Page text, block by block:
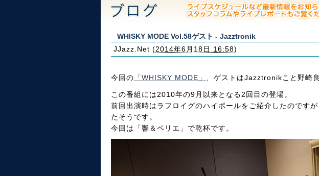
WHISKY MODE Vol.58ゲスト - Jazztronik
JJazz.Net (2014年6月18日 16:58)
今回の 「WHISKY MODE」 、ゲストはJazztronikこと野崎
この番組には2010年の9月以来となる2回目の登場。
前回出演時はラフロイグのハイボールをご紹介したのです
たそうです。
今回は「響＆ペリエ」で乾杯です。